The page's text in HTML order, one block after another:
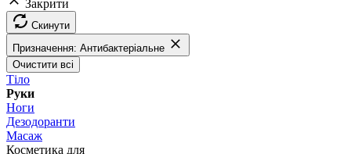
Закрити
Скинути
Призначення: Антибактеріальне
Очистити всі
Тіло
Руки
Ноги
Дезодоранти
Масаж
Косметика для